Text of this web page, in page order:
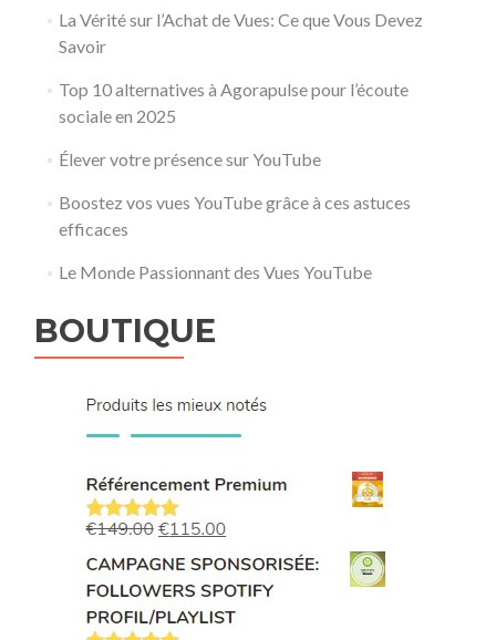
La Vérité sur l’Achat de Vues: Ce que Vous Devez
Savoir
Top 10 alternatives à Agorapulse pour l’écoute
sociale en 2025
Élever votre présence sur YouTube
Boostez vos vues YouTube grâce à ces astuces
efficaces
Le Monde Passionnant des Vues YouTube
BOUTIQUE